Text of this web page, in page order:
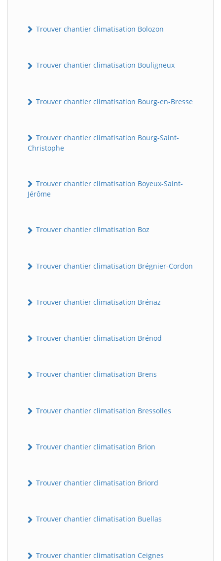
Trouver chantier climatisation Bolozon
Trouver chantier climatisation Bouligneux
Trouver chantier climatisation Bourg-en-Bresse
Trouver chantier climatisation Bourg-Saint-
Christophe
Trouver chantier climatisation Boyeux-Saint-
Jérôme
Trouver chantier climatisation Boz
Trouver chantier climatisation Brégnier-Cordon
Trouver chantier climatisation Brénaz
Trouver chantier climatisation Brénod
Trouver chantier climatisation Brens
Trouver chantier climatisation Bressolles
Trouver chantier climatisation Brion
Trouver chantier climatisation Briord
Trouver chantier climatisation Buellas
Trouver chantier climatisation Ceignes